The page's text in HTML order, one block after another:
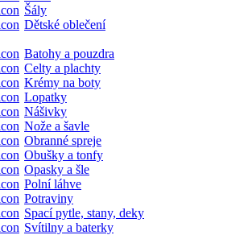
Šály
Dětské oblečení
Batohy a pouzdra
Celty a plachty
Krémy na boty
Lopatky
Nášivky
Nože a šavle
Obranné spreje
Obušky a tonfy
Opasky a šle
Polní láhve
Potraviny
Spací pytle, stany, deky
Svítilny a baterky